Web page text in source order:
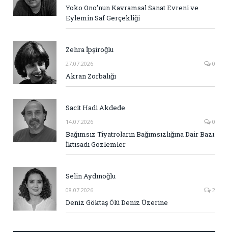
Yoko Ono’nun Kavramsal Sanat Evreni ve
Eylemin Saf Gerçekliği
Zehra İpşiroğlu
27.07.2026 0
Akran Zorbalığı
Sacit Hadi Akdede
14.07.2026 0
Bağımsız Tiyatroların Bağımsızlığına Dair Bazı
İktisadi Gözlemler
Selin Aydınoğlu
08.07.2026 2
Deniz Göktaş Ölü Deniz Üzerine